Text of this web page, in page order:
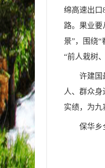
绵高速出口
路。果业要
景”，围绕
“前人栽树
许建国
人、群众身
实绩，为九
保华乡